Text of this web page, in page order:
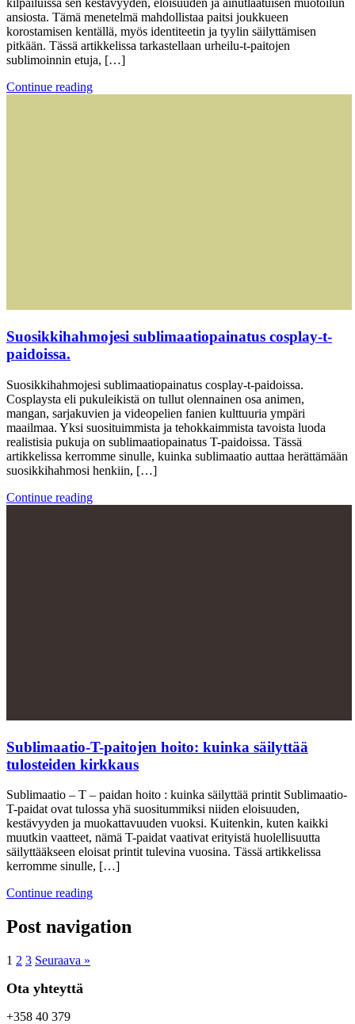
kilpailuissa sen kestävyyden, eloisuuden ja ainutlaatuisen muotoilun
ansiosta. Tämä menetelmä mahdollistaa paitsi joukkueen
korostamisen kentällä, myös identiteetin ja tyylin säilyttämisen
pitkään. Tässä artikkelissa tarkastellaan urheilu-t-paitojen
sublimoinnin etuja, […]
Continue reading
Suosikkihahmojesi sublimaatiopainatus cosplay-t-
paidoissa.
Suosikkihahmojesi sublimaatiopainatus cosplay-t-paidoissa.
Cosplaysta eli pukuleikistä on tullut olennainen osa animen,
mangan, sarjakuvien ja videopelien fanien kulttuuria ympäri
maailmaa. Yksi suosituimmista ja tehokkaimmista tavoista luoda
realistisia pukuja on sublimaatiopainatus T-paidoissa. Tässä
artikkelissa kerromme sinulle, kuinka sublimaatio auttaa herättämään
suosikkihahmosi henkiin, […]
Continue reading
Sublimaatio-T-paitojen hoito: kuinka säilyttää
tulosteiden kirkkaus
Sublimaatio – T – paidan hoito : kuinka säilyttää printit Sublimaatio-
T-paidat ovat tulossa yhä suositummiksi niiden eloisuuden,
kestävyyden ja muokattavuuden vuoksi. Kuitenkin, kuten kaikki
muutkin vaatteet, nämä T-paidat vaativat erityistä huolellisuutta
säilyttääkseen eloisat printit tulevina vuosina. Tässä artikkelissa
kerromme sinulle, […]
Continue reading
Post navigation
1 2 3 Seuraava »
Ota yhteyttä
+358 40 379